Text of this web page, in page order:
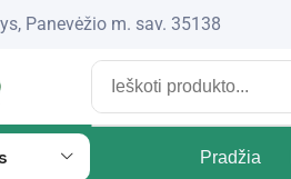
Panevėžio m. sav. 35138
Pradžia